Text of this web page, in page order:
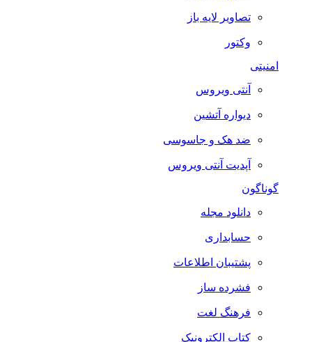
تصاویر لایه باز
وکتور
امنیتی
آنتی ویروس
دیواره آتشین
ضد هک و جاسوسی
آپدیت آنتی ویروس
گوناگون
دانلود مجله
حسابداری
پشتیبان اطلاعات
فشرده ساز
فرهنگ لغت
کتاب الکترونیک